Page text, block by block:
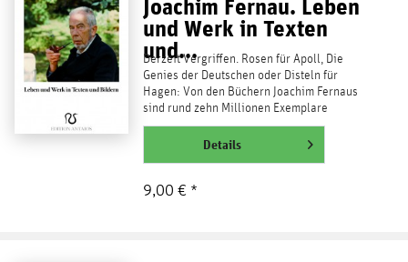
Joachim Fernau. Leben
und Werk in Texten
und...
Derzeit Vergriffen. Rosen für Apoll, Die
Genies der Deutschen oder Disteln für
Hagen: Von den Büchern Joachim Fernaus
sind rund zehn Millionen Exemplare
verkauft worden. Das...
weiterlesenDetails
9,00 € *